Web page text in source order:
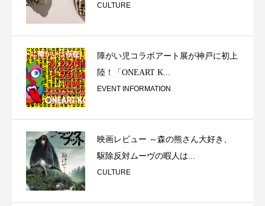
CULTURE
障がい児コラボアート展が神戸に初上
陸！「ONEART K...
EVENT INFORMATION
映画レビュー ～森の熊さん大好き、
駆除反対ムーヴの暇人は...
CULTURE